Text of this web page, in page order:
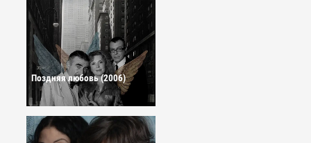
Поздняя любовь (2006)